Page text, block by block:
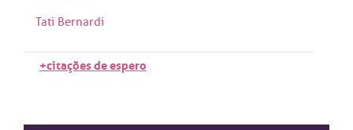
Tati Bernardi
+citações de espero